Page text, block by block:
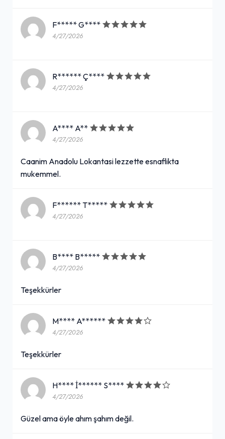
F***** G****
4/27/2026
R****** Ç****
4/27/2026
A**** A**
4/27/2026
Caanim Anadolu Lokantasi lezzette esnaflikta
mukemmel.
F****** T*****
4/27/2026
B**** B*****
4/27/2026
Teşekkürler
M**** A******
4/27/2026
Teşekkürler
H**** İ****** S****
4/27/2026
Güzel ama öyle ahım şahım değil.